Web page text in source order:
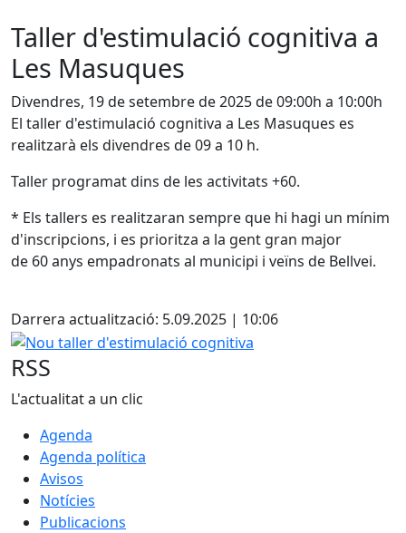
Taller d'estimulació cognitiva a
Les Masuques
Divendres, 19 de setembre de 2025 de 09:00h a 10:00h
El taller d'estimulació cognitiva a Les Masuques es
realitzarà els divendres de 09 a 10 h.
Taller programat dins de les activitats +60.
* Els tallers es realitzaran sempre que hi hagi un mínim
d'inscripcions, i es prioritza a la gent gran major
de 60 anys empadronats al municipi i veïns de Bellvei.
Darrera actualització: 5.09.2025 | 10:06
Nou taller d'estimulació cognitiva
RSS
L'actualitat a un clic
Agenda
Agenda política
Avisos
Notícies
Publicacions